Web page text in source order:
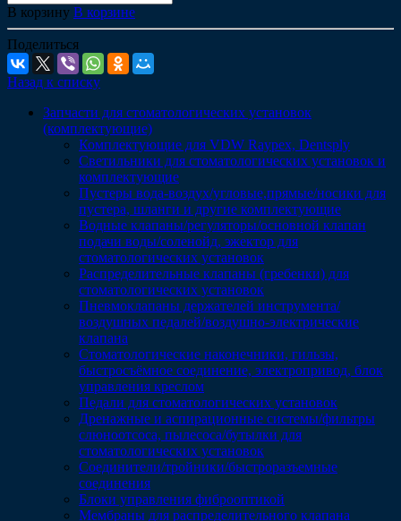
В корзину В корзине
Поделиться
Назад к списку
Запчасти для стоматологических установок
(комплектующие)
Комплектующие для VDW Raypex, Dentsply
Светильники для стоматологических установок и
комплектующие
Пустеры вода-воздух/угловые,прямые/носики для
пустера, шланги и другие комплектующие
Водные клапаны/регуляторы/основной клапан
подачи воды/соленойд, эжектор для
стоматологических установок
Распределительные клапаны (гребенки) для
стоматологических установок
Пневмоклапаны держателей инструмента/
воздушных педалей/воздушно-электрические
клапана
Стоматологические наконечники, гильзы,
быстросъёмное соединение, электропривод, блок
управления креслом
Педали для стоматологических установок
Дренажные и аспирационные системы/фильтры
слюноотсоса, пылесоса/бутылки для
стоматологических установок
Соединители/тройники/быстроразъемные
соединения
Блоки управления фиброоптикой
Мембраны для распределительного клапана